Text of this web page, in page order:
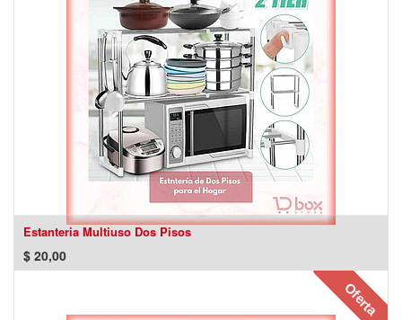
Estanteria Multiuso Dos Pisos
$ 20,00
Oferta